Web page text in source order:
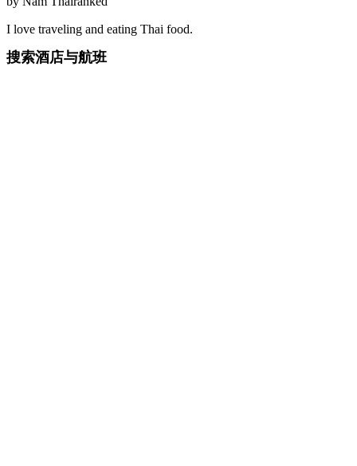
I love traveling and eating Thai food.
搜索酒店与航班